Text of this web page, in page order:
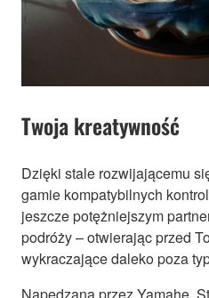
Twoja kreatywność
Dzięki stale rozwijającemu
gamie kompatybilnych
jeszcze potężniejszym
podróży – otwierając przed
wykraczające daleko poza